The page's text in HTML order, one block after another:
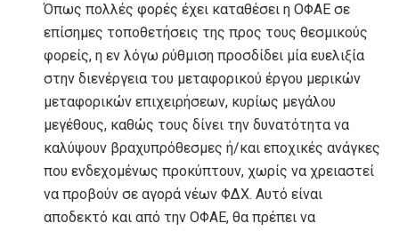
Όπως πολλές φορές έχει καταθέσει η ΟΦΑΕ σε
επίσημες τοποθετήσεις της προς τους θεσμικούς
φορείς, η εν λόγω ρύθμιση προσδίδει μία ευελιξία
στην διενέργεια του μεταφορικού έργου μερικών
μεταφορικών επιχειρήσεων, κυρίως μεγάλου
μεγέθους, καθώς τους δίνει την δυνατότητα να
καλύψουν βραχυπρόθεσμες ή/και εποχικές ανάγκες
που ενδεχομένως προκύπτουν, χωρίς να χρειαστεί
να προβούν σε αγορά νέων ΦΔΧ. Αυτό είναι
αποδεκτό και από την ΟΦΑΕ, θα πρέπει να